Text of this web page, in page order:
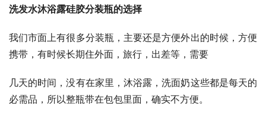
洗发水沐浴露硅胶分装瓶的选择
我们市面上有很多分装瓶，主要还是方便外出的时候，方便
携带，有时候长期住外面，旅行，出差等，需要
几天的时间，没有在家里，沐浴露，洗面奶这些都是每天的
必需品，所以整瓶带在包包里面，确实不方便。